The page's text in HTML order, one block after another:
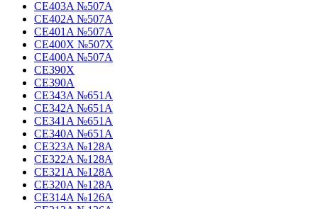
CE403A №507A
CE402A №507A
CE401A №507A
CE400X №507X
CE400A №507A
CE390X
CE390A
CE343A №651A
CE342A №651A
CE341A №651A
CE340A №651A
CE323A №128A
CE322A №128A
CE321A №128A
CE320A №128A
CE314A №126A